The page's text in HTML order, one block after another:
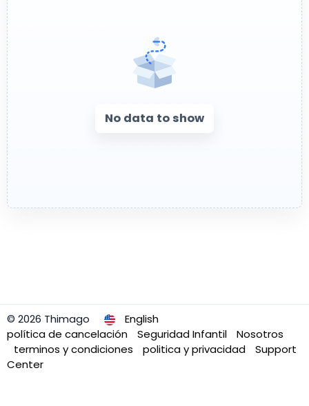
No data to show
© 2026 Thimago
English
política de cancelación
Seguridad Infantil
Nosotros
terminos y condiciones
politica y privacidad
Support
Center